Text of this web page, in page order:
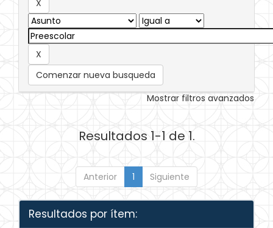
Comenzar nueva busqueda
Mostrar filtros avanzados
Resultados 1-1 de 1.
Anterior 1 Siguiente
Resultados por ítem: